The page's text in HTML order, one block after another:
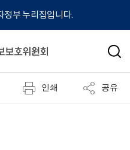
정부 누리집입니다.
검
인쇄 공유